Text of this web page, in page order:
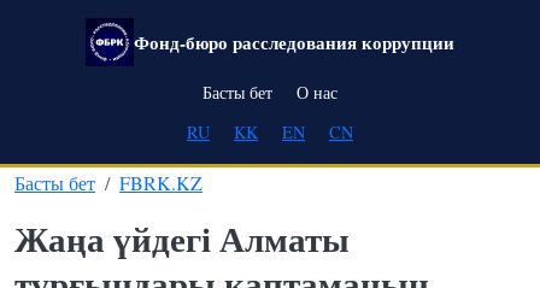
Skip to main content
Фонд-бюро расследования коррупции
Main navigation
Басты бет
О нас
RU
KK EN CN
Басты бет FBRK.KZ
Жаңа үйдегі Алматы